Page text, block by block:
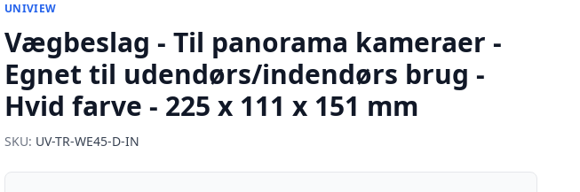
UNIVIEW
Vægbeslag - Til panorama kameraer -
Egnet til udendørs/indendørs brug -
Hvid farve - 225 x 111 x 151 mm
SKU: UV-TR-WE45-D-IN